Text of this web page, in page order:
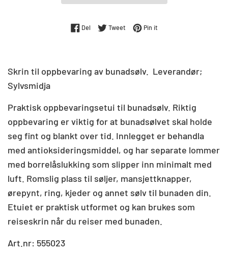
DelDel på Facebook
TweetTweet på Twitter
Pin itPin på Pinterest
Skrin til oppbevaring av bunadsølv. Leverandør;
Sylvsmidja
Praktisk oppbevaringsetui til bunadsølv. Riktig
oppbevaring er viktig for at bunadsølvet skal holde
seg fint og blankt over tid. Innlegget er behandla
med antioksideringsmiddel, og har separate lommer
med borrelåslukking som slipper inn minimalt med
luft. Romslig plass til søljer, mansjettknapper,
ørepynt, ring, kjeder og annet sølv til bunaden din.
Etuiet er praktisk utformet og kan brukes som
reiseskrin når du reiser med bunaden.
Art.nr: 555023